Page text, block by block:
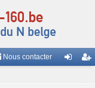
Nous contacter